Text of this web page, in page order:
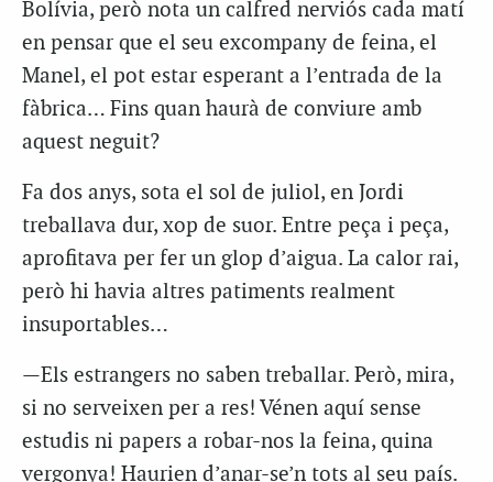
Bolívia, però nota un calfred nerviós cada matí
en pensar que el seu excompany de feina, el
Manel, el pot estar esperant a l’entrada de la
fàbrica… Fins quan haurà de conviure amb
aquest neguit?
Fa dos anys, sota el sol de juliol, en Jordi
treballava dur, xop de suor. Entre peça i peça,
aprofitava per fer un glop d’aigua. La calor rai,
però hi havia altres patiments realment
insuportables…
—Els estrangers no saben treballar. Però, mira,
si no serveixen per a res! Vénen aquí sense
estudis ni papers a robar-nos la feina, quina
vergonya! Haurien d’anar-se’n tots al seu país.